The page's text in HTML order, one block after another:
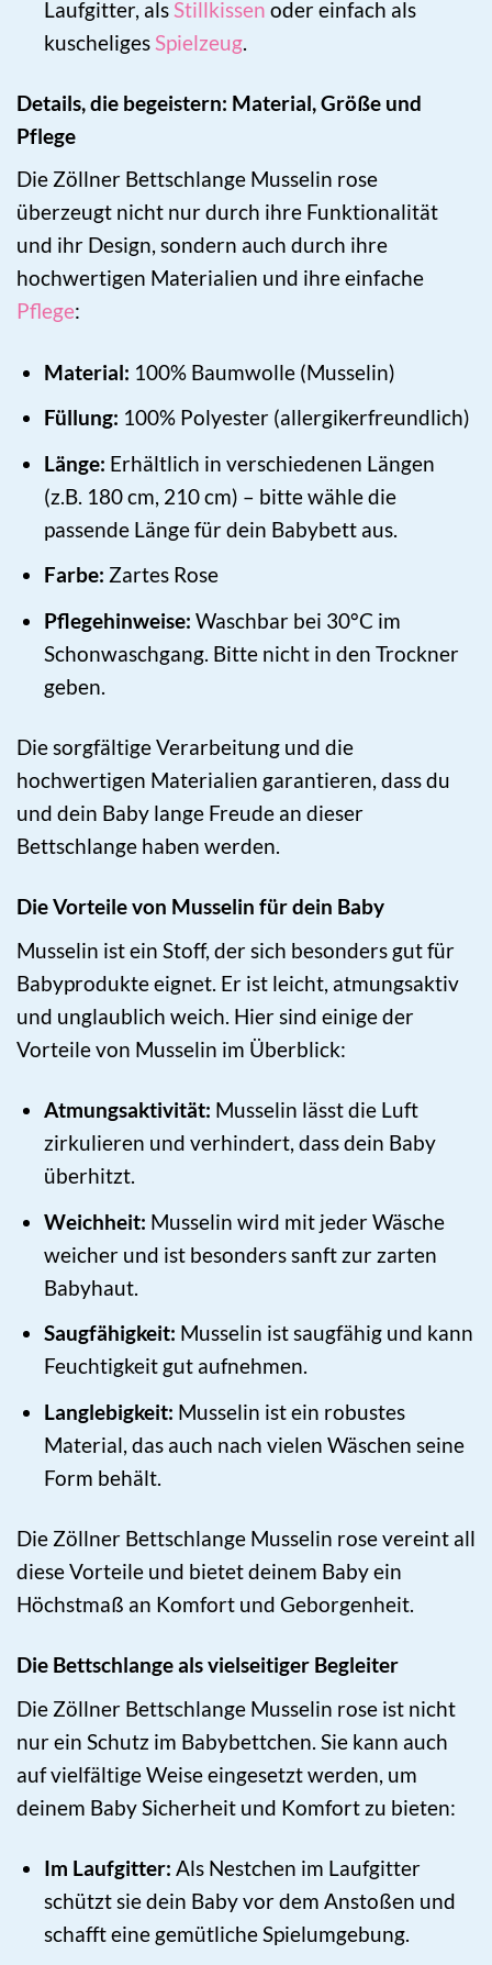
Laufgitter, alsStillkissen oder einfach als
kuscheligesSpielzeug.
Details, die begeistern: Material, Größe und
Pflege
Die Zöllner Bettschlange Musselin rose
überzeugt nicht nur durch ihre Funktionalität
und ihr Design, sondern auch durch ihre
hochwertigen Materialien und ihre einfache
Pflege:
Material: 100% Baumwolle (Musselin)
Füllung: 100% Polyester (allergikerfreundlich)
Länge: Erhältlich in verschiedenen Längen
(z.B. 180 cm, 210 cm) – bitte wähle die
passende Länge für dein Babybett aus.
Farbe: Zartes Rose
Pflegehinweise: Waschbar bei 30°C im
Schonwaschgang. Bitte nicht in den Trockner
geben.
Die sorgfältige Verarbeitung und die
hochwertigen Materialien garantieren, dass du
und dein Baby lange Freude an dieser
Bettschlange haben werden.
Die Vorteile von Musselin für dein Baby
Musselin ist ein Stoff, der sich besonders gut für
Babyprodukte eignet. Er ist leicht, atmungsaktiv
und unglaublich weich. Hier sind einige der
Vorteile von Musselin im Überblick:
Atmungsaktivität: Musselin lässt die Luft
zirkulieren und verhindert, dass dein Baby
überhitzt.
Weichheit: Musselin wird mit jeder Wäsche
weicher und ist besonders sanft zur zarten
Babyhaut.
Saugfähigkeit: Musselin ist saugfähig und kann
Feuchtigkeit gut aufnehmen.
Langlebigkeit: Musselin ist ein robustes
Material, das auch nach vielen Wäschen seine
Form behält.
Die Zöllner Bettschlange Musselin rose vereint all
diese Vorteile und bietet deinem Baby ein
Höchstmaß an Komfort und Geborgenheit.
Die Bettschlange als vielseitiger Begleiter
Die Zöllner Bettschlange Musselin rose ist nicht
nur ein Schutz im Babybettchen. Sie kann auch
auf vielfältige Weise eingesetzt werden, um
deinem Baby Sicherheit und Komfort zu bieten:
Im Laufgitter: Als Nestchen im Laufgitter
schützt sie dein Baby vor dem Anstoßen und
schafft eine gemütliche Spielumgebung.